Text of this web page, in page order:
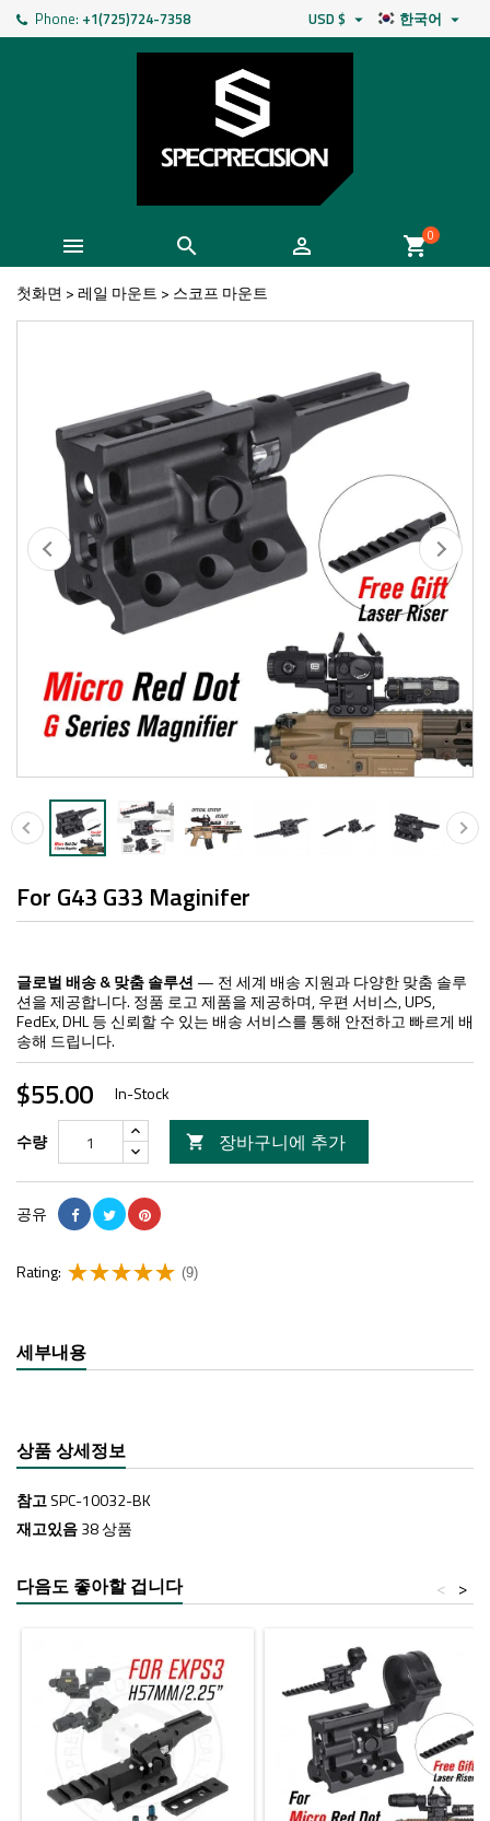
Phone: +1(725)724-7358 한국어 
USD $ 
   shopping_cart0
첫화면 >레일 마운트 > 스코프 마운트
For G43 G33 Maginifer
글로벌 배송 & 맞춤 솔루션 — 전 세계 배송 지원과 다양한 맞춤 솔루
션을 제공합니다. 정품 로고 제품을 제공하며, 우편 서비스, UPS,
FedEx, DHL 등 신뢰할 수 있는 배송 서비스를 통해 안전하고 빠르게 배
송해 드립니다.
$55.00 In-Stock
수량  장바구니에 추가
공유
Rating: (9)
세부내용
상품 상세정보
참고SPC-10032-BK
재고있음38 상품
다음도 좋아할 겁니다 >
<